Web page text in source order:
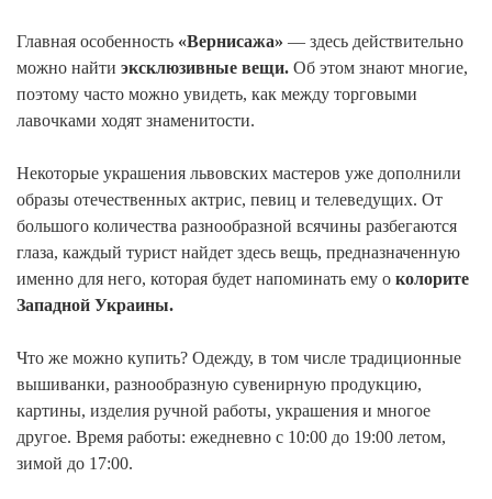
Главная особенность «Вернисажа» — здесь действительно
можно найти эксклюзивные вещи. Об этом знают многие,
поэтому часто можно увидеть, как между торговыми
лавочками ходят знаменитости.
Некоторые украшения львовских мастеров уже дополнили
образы отечественных актрис, певиц и телеведущих. От
большого количества разнообразной всячины разбегаются
глаза, каждый турист найдет здесь вещь, предназначенную
именно для него, которая будет напоминать ему о колорите
Западной Украины.
Что же можно купить? Одежду, в том числе традиционные
вышиванки, разнообразную сувенирную продукцию,
картины, изделия ручной работы, украшения и многое
другое. Время работы: ежедневно с 10:00 до 19:00 летом,
зимой до 17:00.